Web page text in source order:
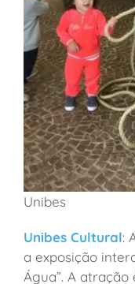
Unibes
Unibes Cultural:
a exposição
Água”. A